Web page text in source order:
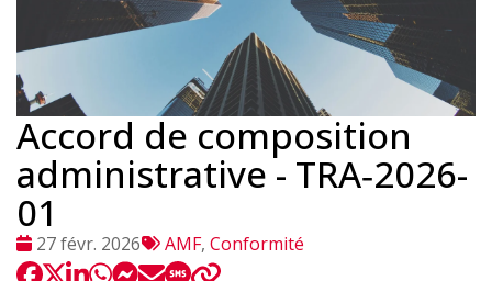
Accord de composition
administrative - TRA‑2026-
01
Date
:
27 févr. 2026
Tags
:
AMF, Conformité